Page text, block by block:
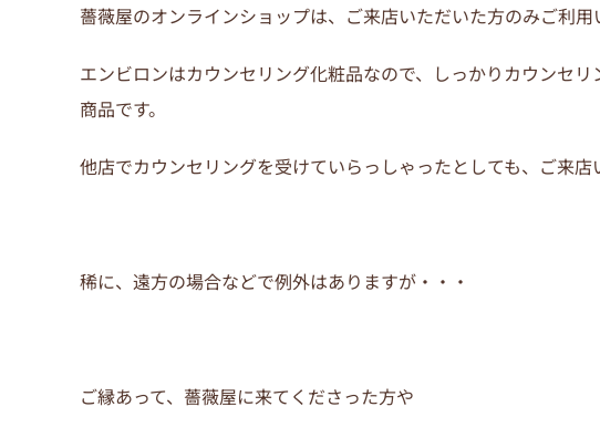
薔薇屋のオンラインショップは、ご来店いただいた方のみご利用
エンビロンはカウンセリング化粧品なので、しっかりカウンセ
商品です。
他店でカウンセリングを受けていらっしゃったとしても、ご来
稀に、遠方の場合などで例外はありますが・・・
ご縁あって、薔薇屋に来てくださった方や